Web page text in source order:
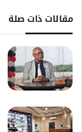
مقالات ذات صلة